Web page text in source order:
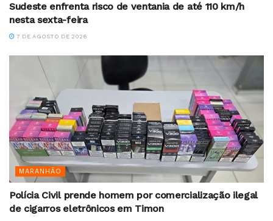
Sudeste enfrenta risco de ventania de até 110 km/h
nesta sexta-feira
7 DE AGOSTO DE 2026
MARANHÃO
Polícia Civil prende homem por comercialização ilegal
de cigarros eletrônicos em Timon